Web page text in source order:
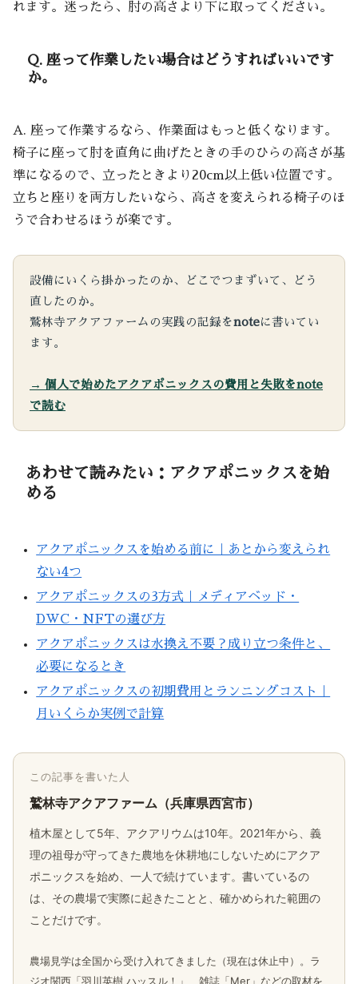
れます。迷ったら、肘の高さより下に取ってください。
Q. 座って作業したい場合はどうすればいいです
か。
A. 座って作業するなら、作業面はもっと低くなります。
椅子に座って肘を直角に曲げたときの手のひらの高さが基
準になるので、立ったときより20cm以上低い位置です。
立ちと座りを両方したいなら、高さを変えられる椅子のほ
うで合わせるほうが楽です。
設備にいくら掛かったのか、どこでつまずいて、どう
直したのか。
鷲林寺アクアファームの実践の記録をnoteに書いてい
ます。
→ 個人で始めたアクアポニックスの費用と失敗をnote
で読む
あわせて読みたい：アクアポニックスを始
める
アクアポニックスを始める前に｜あとから変えられ
ない4つ
アクアポニックスの3方式｜メディアベッド・
DWC・NFTの選び方
アクアポニックスは水換え不要？成り立つ条件と、
必要になるとき
アクアポニックスの初期費用とランニングコスト｜
月いくらか実例で計算
この記事を書いた人
鷲林寺アクアファーム（兵庫県西宮市）
植木屋として5年、アクアリウムは10年。2021年から、義
理の祖母が守ってきた農地を休耕地にしないためにアクア
ポニックスを始め、一人で続けています。書いているの
は、その農場で実際に起きたことと、確かめられた範囲の
ことだけです。
農場見学は全国から受け入れてきました（現在は休止中）。ラ
ジオ関西「羽川英樹 ハッスル！」、雑誌「Mer」などの取材を